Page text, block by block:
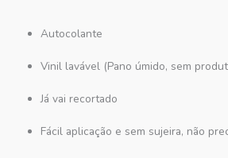
Autocolante
Vinil lavável (Pano úmido, sem
Já vai recortado
Fácil aplicação e sem sujeira, não